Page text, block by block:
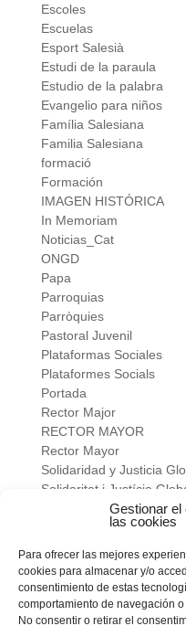
Gestionar el
las cookies
Para ofrecer las mejores
cookies para almacenar y/o
consentimiento de estas
comportamiento de navegación
No consentir o retirar el
Escoles
Escuelas
Esport Salesià
Estudi de la paraula
Estudio de la palabra
Evangelio para niños
Família Salesiana
Familia Salesiana
formació
Formación
IMAGEN HISTÓRICA
In Memoriam
Noticias_Cat
ONGD
Papa
Parroquias
Parròquies
Pastoral Juvenil
Plataformas Sociales
Plataformes Socials
Portada
Rector Major
RECTOR MAYOR
Rector Mayor
Solidaridad y Justicia
Solidaritat i Justícia
verano salesiano
Vivir a fondo
Vocacional